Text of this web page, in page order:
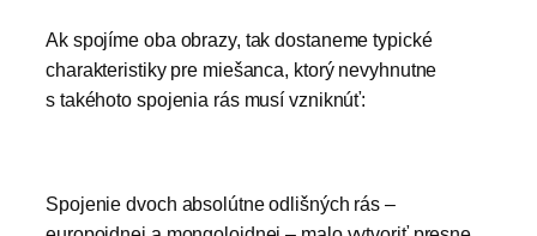
Ak spojíme oba obrazy, tak dostaneme typické
charakteristiky pre miešanca, ktorý nevyhnutne
s takéhoto spojenia rás musí vzniknúť:
Spojenie dvoch absolútne odlišných rás –